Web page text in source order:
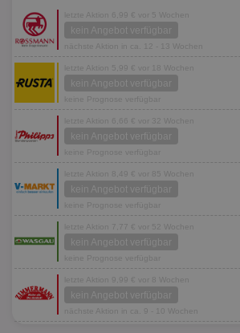
letzte Aktion 6,99 € vor 5 Wochen
kein Angebot verfügbar
nächste Aktion in ca. 12 - 13 Wochen
letzte Aktion 5,99 € vor 18 Wochen
kein Angebot verfügbar
keine Prognose verfügbar
letzte Aktion 6,66 € vor 32 Wochen
kein Angebot verfügbar
keine Prognose verfügbar
letzte Aktion 8,49 € vor 85 Wochen
kein Angebot verfügbar
keine Prognose verfügbar
letzte Aktion 7,77 € vor 52 Wochen
kein Angebot verfügbar
keine Prognose verfügbar
letzte Aktion 9,99 € vor 8 Wochen
kein Angebot verfügbar
nächste Aktion in ca. 9 - 10 Wochen